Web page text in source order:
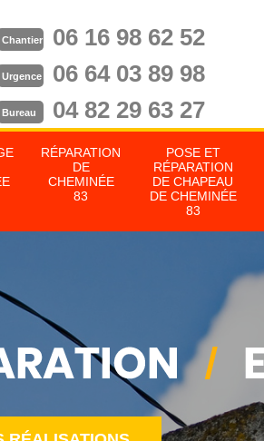
Chantier 06 16 98 62 52
Urgence 06 64 03 89 98
Bureau 04 82 29 63 27
RÉPARATION
DE
CHEMINÉE
83
POSE ET
RÉPARATION
DE CHAPEAU
DE CHEMINÉE
83